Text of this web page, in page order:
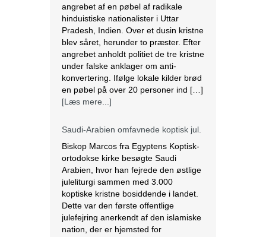
en pøbel på over 20 personer ind […]
[Læs mere...]
Saudi-Arabien omfavnede koptisk jul.
Biskop Marcos fra Egyptens Koptisk-
ortodokse kirke besøgte Saudi
Arabien, hvor han fejrede den østlige
juleliturgi sammen med 3.000
koptiske kristne bosiddende i landet.
julefejring anerkendt af den islamiske
nation, der er hjemsted for
pilgrimsfærdsstederne Mekka og
Medina. Marcos besøgte Saudi
Arabien første gang i 2012 for at
hjælpe med at […][Læs mere...]
Lesbisk par i Costa Rica bliver viet
efter lovændring